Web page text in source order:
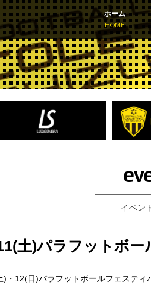
ホーム
HOME
イベン
土)パラフットボ
)・12(日)パラフットボールフェスティ